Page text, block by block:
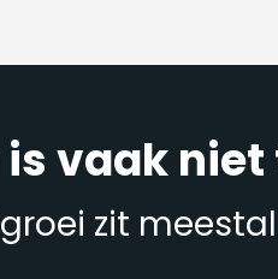
vaak
zit